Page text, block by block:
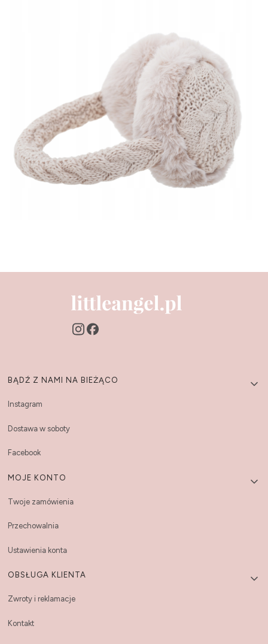
Linki w stopce
BĄDŹ Z NAMI NA BIEŻĄCO
Instagram
Dostawa w soboty
Facebook
MOJE KONTO
Twoje zamówienia
Przechowalnia
Ustawienia konta
OBSŁUGA KLIENTA
Zwroty i reklamacje
Kontakt